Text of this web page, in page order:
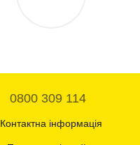
0800 309 114
Контактна інформація